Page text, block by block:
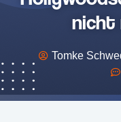
nicht
Tomke